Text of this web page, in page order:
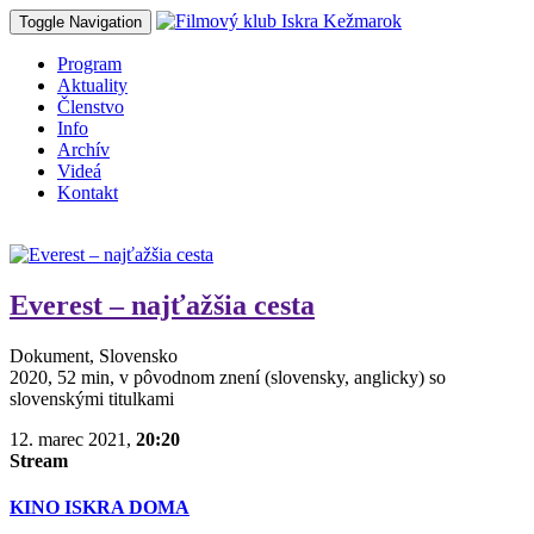
Toggle Navigation
Program
Aktuality
Členstvo
Info
Archív
Videá
Kontakt
Everest – najťažšia cesta
Dokument, Slovensko
2020, 52 min, v pôvodnom znení (slovensky, anglicky) so
slovenskými titulkami
12. marec 2021, 20:20
Stream
KINO ISKRA DOMA